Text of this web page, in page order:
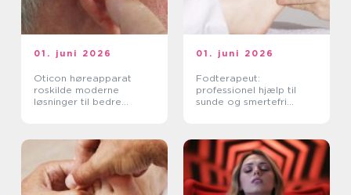
01. juni 2026
Oticon høreapparat
roskilde moderne
løsninger til bedre
01. juni 2026
Fodterapeut:
professionel hjælp til
sunde og smertefri